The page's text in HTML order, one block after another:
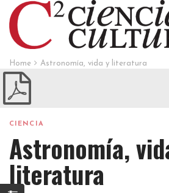
Home Astronomía, vida y literatura
CIENCIA
Astronomía,
literatura